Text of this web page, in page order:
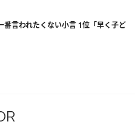
番言われたくない小言 1位「早く子ど